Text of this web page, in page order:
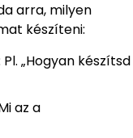
arra, milyen
készíteni:
Pl. „Hogyan készítsd
az a